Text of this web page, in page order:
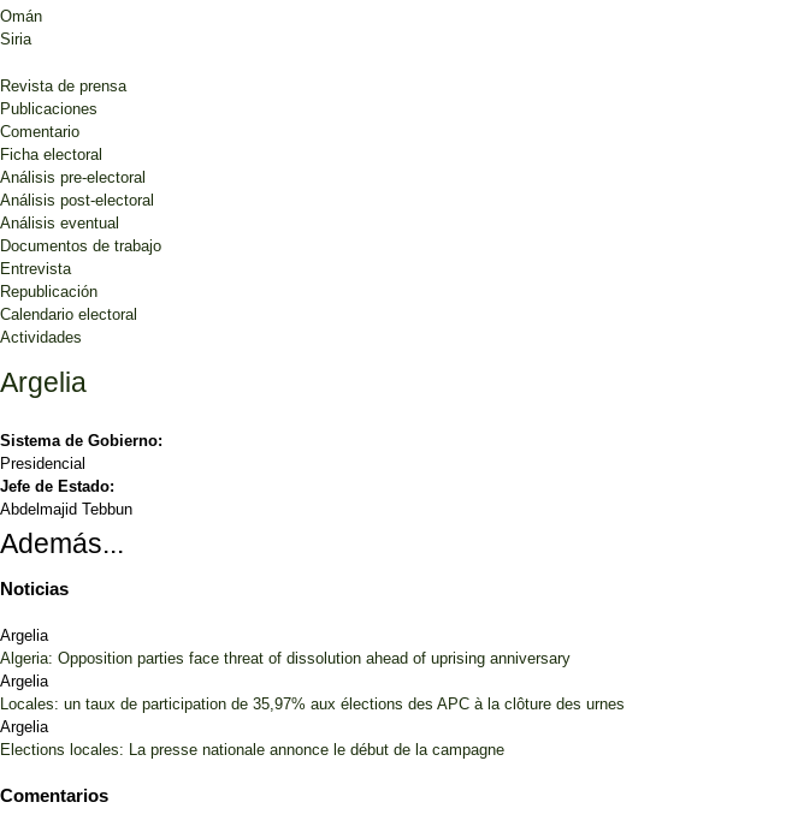
Omán
Siria
Revista de prensa
Publicaciones
Comentario
Ficha electoral
Análisis pre-electoral
Análisis post-electoral
Análisis eventual
Documentos de trabajo
Entrevista
Republicación
Calendario electoral
Actividades
Argelia
Sistema de Gobierno:
Presidencial
Jefe de Estado:
Abdelmajid Tebbun
Además...
Noticias
Argelia
Algeria: Opposition parties face threat of dissolution ahead of uprising anniversary
Argelia
Locales: un taux de participation de 35,97% aux élections des APC à la clôture des urnes
Argelia
Elections locales: La presse nationale annonce le début de la campagne
Comentarios